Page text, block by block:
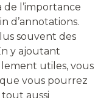
l’importance
d’annotations.
souvent des
y ajoutant
utiles, vous
vous pourrez
aussi